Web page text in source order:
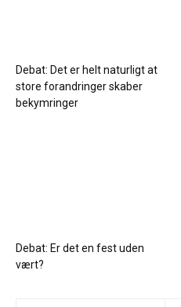
Debat: Det er helt naturligt at
store forandringer skaber
bekymringer
Debat: Er det en fest uden
vært?